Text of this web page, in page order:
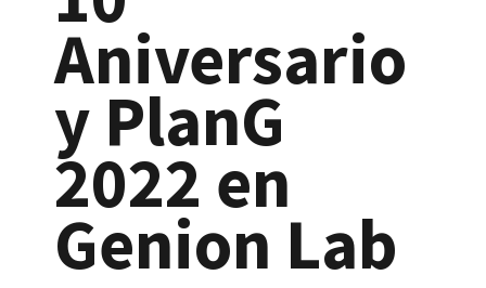
Aniversario
y PlanG
2022 en
Genion Lab